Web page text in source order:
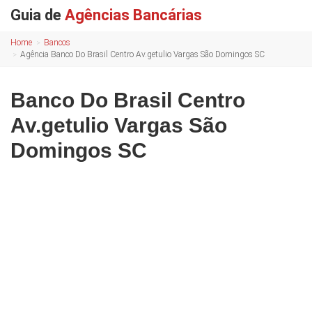
Guia de Agências Bancárias
Home
Bancos
Agência Banco Do Brasil Centro Av.getulio Vargas São Domingos SC
Banco Do Brasil Centro
Av.getulio Vargas São
Domingos SC